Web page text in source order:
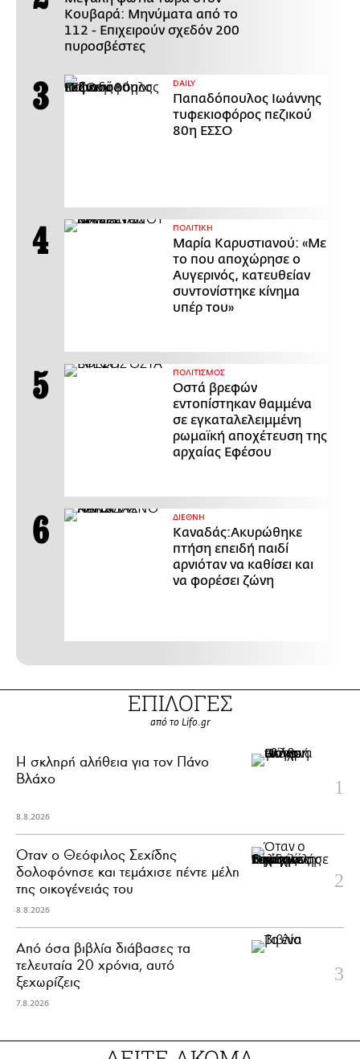
Κουβαρά: Μηνύματα από το
112 - Επιχειρούν σχεδόν 200
πυροσβέστες
DAILY
Παπαδόπουλος Ιωάννης
τυφεκιοφόρος πεζικού
80η ΕΣΣΟ
ΠΟΛΙΤΙΚΗ
Μαρία Καρυστιανού: «Με
το που αποχώρησε ο
Αυγερινός, κατευθείαν
συντονίστηκε κίνημα
υπέρ του»
ΠΟΛΙΤΙΣΜΟΣ
Οστά βρεφών
εντοπίστηκαν θαμμένα
σε εγκαταλελειμμένη
ρωμαϊκή αποχέτευση της
αρχαίας Εφέσου
ΔΙΕΘΝΗ
Καναδάς:Ακυρώθηκε
πτήση επειδή παιδί
αρνιόταν να καθίσει και
να φορέσει ζώνη
ΕΠΙΛΟΓΕΣ
από το Lifo.gr
H σκληρή αλήθεια για τον Πάνο
Βλάχο
8.8.2026
Όταν ο Θεόφιλος Σεχίδης
δολοφόνησε και τεμάχισε πέντε μέλη
της οικογένειάς του
8.8.2026
Από όσα βιβλία διάβασες τα
τελευταία 20 χρόνια, αυτό
ξεχωρίζεις
7.8.2026